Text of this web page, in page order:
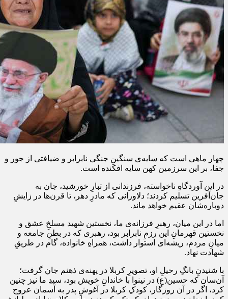
چهار ماهی است که سایه‌ی سنگینِ جنگی نابرابر و ضیافتی از جور و
جفا، بر این سرزمین کهن سایه افکنده است.
در این آوردگاهِ ناخواسته، فرزندانی از تبارِ خورشید، جان به
جان‌آفرین تسلیم کردند؛ دلاورانی که مادرِ دهر، تا قرن‌ها در زایشِ
دوباره‌شان عقیم خواهد ماند.
اما در این میان، رهبرِ فرزانه‌ی ما، نخستین شهید مسلخِ عشق و
نخستین قهرمانِ این رزمِ نابرابر بود، رهبری که در بطنِ جامعه و
میانِ مردم، ریشه‌ای استوار داشت، همراهِ خانواده، گام در طریقِ
شهادت نهاد.
با شنیدنِ بانگِ رحیلِ او، تصویرِ کربلا در پهنه‌ی ذهنم جان گرفت؛
آن‌سان که حسین(ع) در نینوا با خاندانِ خویش بود، سیدِ ما نیز چنین
کرد، اگر در آن روزگار، کودکِ کربلا در آغوشِ پدر به آسمان عروج